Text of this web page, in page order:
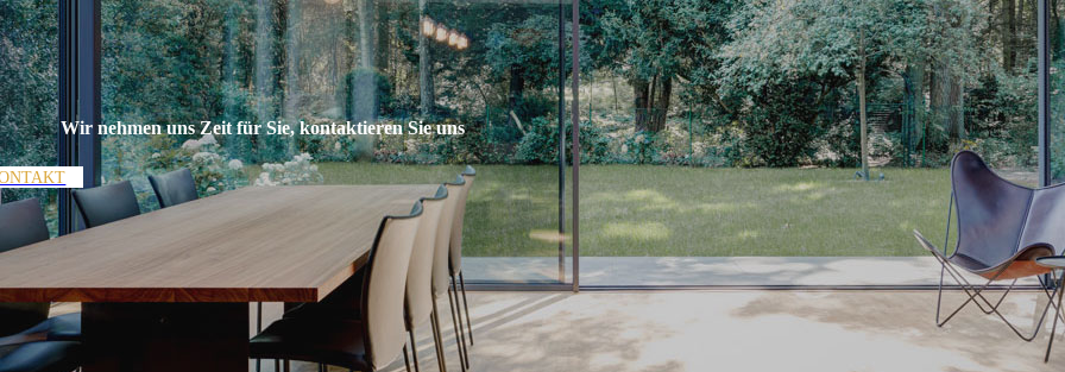
Wir nehmen uns Zeit für Sie, kontaktieren Sie uns